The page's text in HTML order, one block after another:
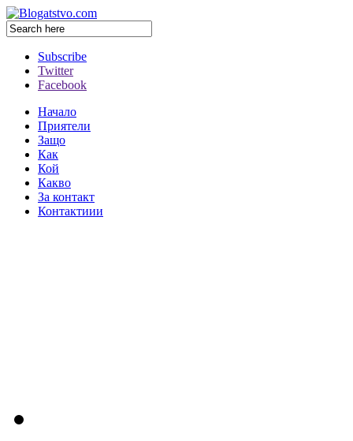
Subscribe
Twitter
Facebook
Начало
Приятели
Защо
Как
Кой
Какво
За контакт
Контактиии